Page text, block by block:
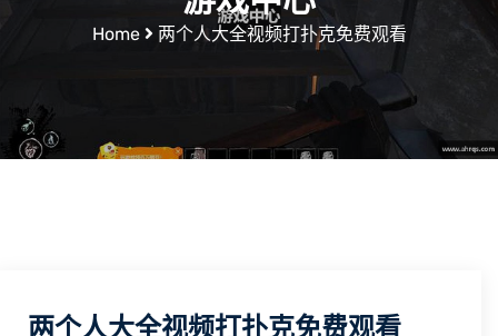
Home 两个人大全视频打扑克免费观看
两个人大全视频打扑克免费观看